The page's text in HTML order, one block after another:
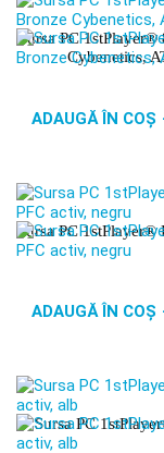
Sursa PC
Cybenetics,
ADAUGĂ ÎN COȘ
Sursa PC
ADAUGĂ ÎN COȘ
Sursa PC